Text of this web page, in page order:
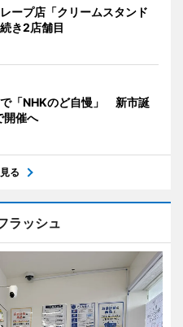
ープ店「クリームスタンド
き2店舗目
「NHKのど自慢」 新市誕
開催へ
る
ラッシュ